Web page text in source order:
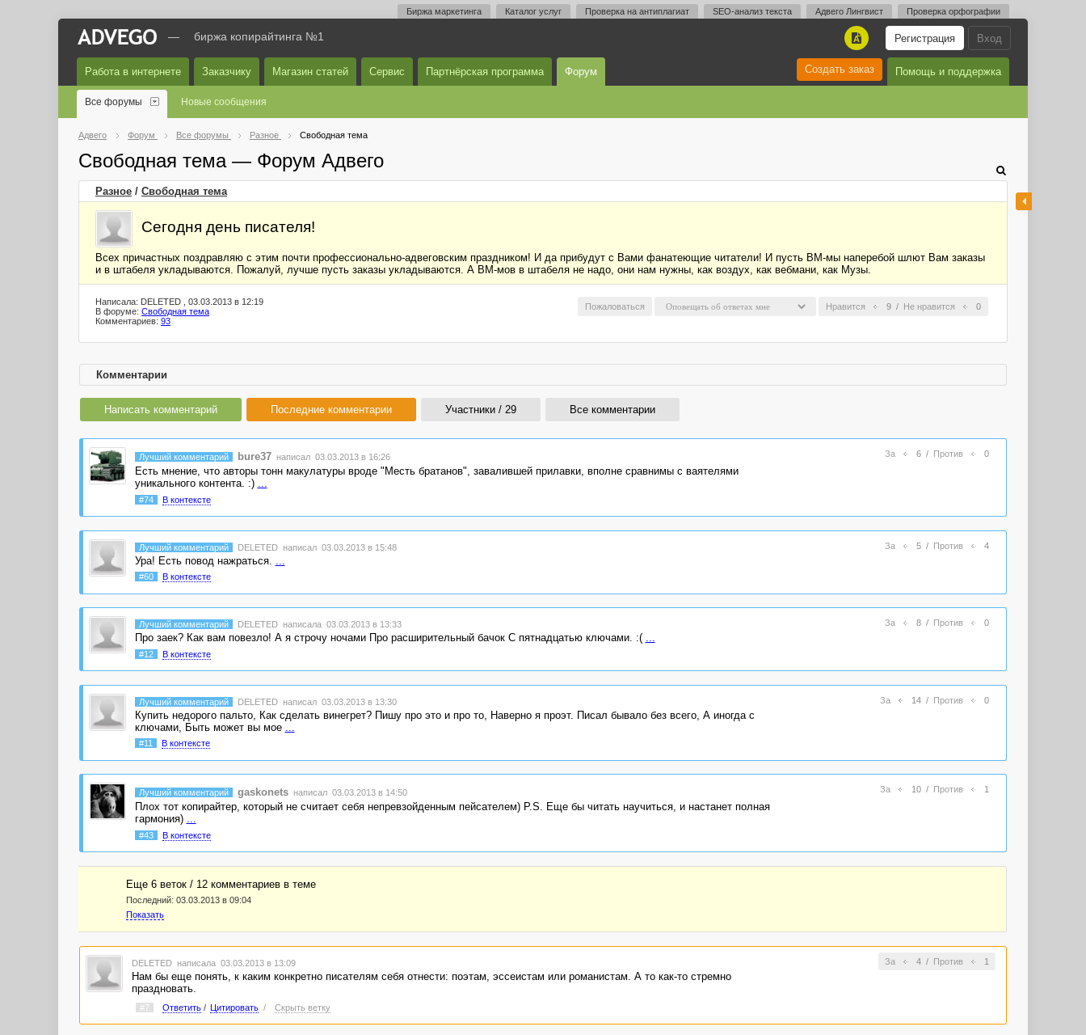
Биржа маркетинга Каталог услуг Проверка на антиплагиат SEO-анализ текста Адвего Лингвист Проверка орфографии
Вход
Регистрация
A
— биржа копирайтинга №1
Работа в интернете Заказчику Магазин статей Сервис Партнёрская программа Форум Помощь и поддержка
Создать заказ
Все форумы Новые сообщения
Адвего Форум Все форумы Разное Свободная тема
Свободная тема — Форум Адвего
Разное / Свободная тема
Сегодня день писателя!
Всех причастных поздравляю с этим почти профессионально-адвеговским праздником! И да прибудут с Вами фанатеющие читатели! И пусть ВМ-мы наперебой шлют Вам заказы
и в штабеля укладываются. Пожалуй, лучше пусть заказы укладываются. А ВМ-мов в штабеля не надо, они нам нужны, как воздух, как вебмани, как Музы.
Нравится 9 / Не нравится 0
Пожаловаться
Написала: DELETED , 03.03.2013 в 12:19
В форуме: Свободная тема
Комментариев: 93
Комментарии
Написать комментарий Последние комментарии Участники / 29 Все комментарии
За 6/ Против 0
Лучший комментарий bure37 написал 03.03.2013 в 16:26
Есть мнение, что авторы тонн макулатуры вроде "Месть братанов", завалившей прилавки, вполне сравнимы с ваятелями
уникального контента. :) ...
#74 В контексте
За 5/ Против 4
Лучший комментарий DELETED написал 03.03.2013 в 15:48
Ура! Есть повод нажраться.
#60 В контексте
За 8/ Против 0
Лучший комментарий DELETED написала 03.03.2013 в 13:33
Про заек? Как вам повезло! А я строчу ночами Про расширительный бачок С пятнадцатью ключами. :( ...
#12 В контексте
За 14/ Против 0
Лучший комментарий DELETED написал 03.03.2013 в 13:30
Купить недорого пальто, Как сделать винегрет? Пишу про это и про то, Наверно я проэт. Писал бывало без всего, А иногда с
ключами, Быть может вы мое
#11 В контексте
За 10/ Против 1
Лучший комментарий gaskonets написал 03.03.2013 в 14:50
Плох тот копирайтер, который не считает себя непревзойденным пейсателем) P.S. Еще бы читать научиться, и настанет полная
гармония) ...
#43 В контексте
Еще 6 веток / 12 комментариев в темe
Последний: 03.03.2013 в 09:04
Показать
За 4/ Против 1
DELETED написала 03.03.2013 в 13:09
Нам бы еще понять, к каким конкретно писателям себя отнести: поэтам, эссеистам или романистам. А то как-то стремно
праздновать.
#7 Ответить/ Цитировать / Скрыть ветку